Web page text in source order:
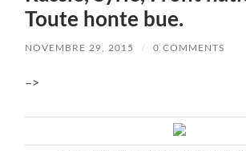
Toute honte bue.
NOVEMBRE 29, 2015 / 0 COMMENTS
–>